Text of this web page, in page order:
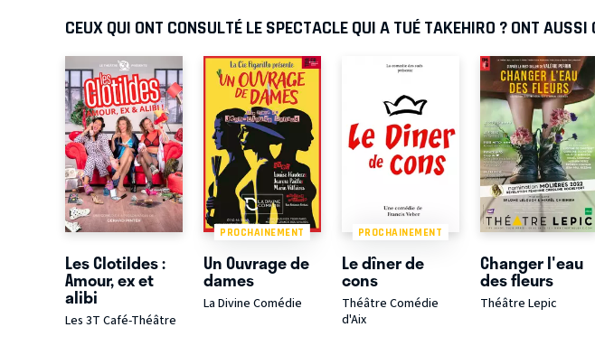
CEUX QUI ONT CONSULTÉ LE SPECTACLE QUI A TUÉ TAKEHIRO ? ONT AUSSI
Les Clotildes :
Amour, ex et
alibi
Les 3T Café-Théâtre
PROCHAINEMENT
Un Ouvrage de
dames
La Divine Comédie
PROCHAINEMENT
Le dîner de
cons
Théâtre Comédie
d'Aix
Changer l'eau
des fleurs
Théâtre Lepic